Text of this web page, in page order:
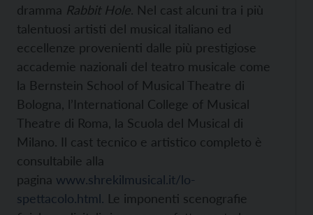
dramma Rabbit Hole. Nel cast alcuni tra i più
talentuosi artisti del musical italiano ed
eccellenze provenienti dalle più prestigiose
accademie nazionali del teatro musicale come
la Bernstein School of Musical Theatre di
Bologna, l’International College of Musical
Theatre di Roma, la Scuola del Musical di
Milano. Il cast tecnico e artistico completo è
consultabile alla
pagina www.shrekilmusical.it/lo-
spettacolo.html. Le imponenti scenografie